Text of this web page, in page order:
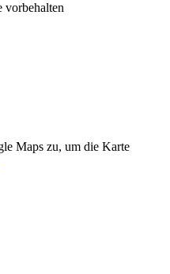
Maps zu, um die Karte